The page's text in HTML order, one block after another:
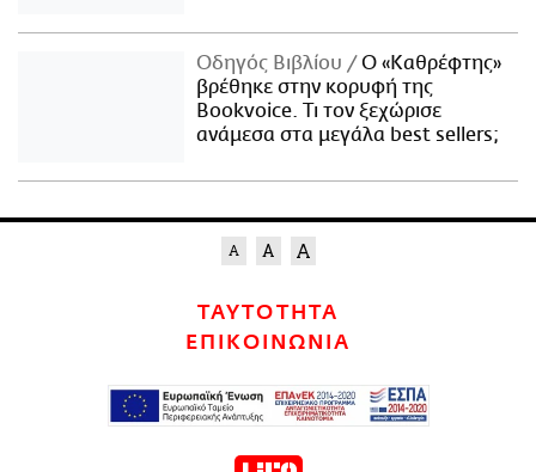
Οδηγός Βιβλίου
Ο «Καθρέφτης»
βρέθηκε στην κορυφή της
Bookvoice. Τι τον ξεχώρισε
ανάμεσα στα μεγάλα best sellers;
ΤΑΥΤΟΤΗΤΑ
ΕΠΙΚΟΙΝΩΝΙΑ